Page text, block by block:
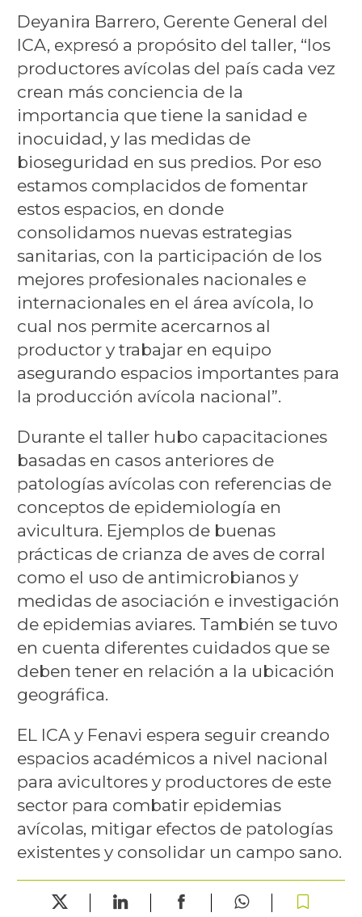
Deyanira Barrero, Gerente General del
ICA, expresó a propósito del taller, “los
productores avícolas del país cada vez
crean más conciencia de la
importancia que tiene la sanidad e
inocuidad, y las medidas de
bioseguridad en sus predios. Por eso
estamos complacidos de fomentar
estos espacios, en donde
consolidamos nuevas estrategias
sanitarias, con la participación de los
mejores profesionales nacionales e
internacionales en el área avícola, lo
cual nos permite acercarnos al
productor y trabajar en equipo
asegurando espacios importantes para
la producción avícola nacional”.
Durante el taller hubo capacitaciones
basadas en casos anteriores de
patologías avícolas con referencias de
conceptos de epidemiología en
avicultura. Ejemplos de buenas
prácticas de crianza de aves de corral
como el uso de antimicrobianos y
medidas de asociación e investigación
de epidemias aviares. También se tuvo
en cuenta diferentes cuidados que se
deben tener en relación a la ubicación
geográfica.
EL ICA y Fenavi espera seguir creando
espacios académicos a nivel nacional
para avicultores y productores de este
sector para combatir epidemias
avícolas, mitigar efectos de patologías
existentes y consolidar un campo sano.